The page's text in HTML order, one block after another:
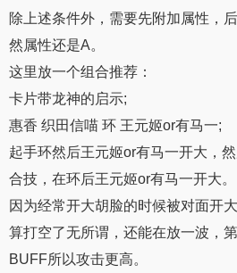
除上述条件外，需要先附加属性，
然属性还是A。
这里放一个组合推荐：
卡片带龙神的启示;
惠香 织田信喵 环 王元姬or有马一;
起手环然后王元姬or有马一开大，
合技，在环后王元姬or有马一开大。
因为经常开大胡脸的时候被对面开
算打空了无所谓，还能在放一波，
BUFF所以攻击更高。